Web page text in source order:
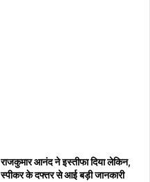
राजकुमार आनंद ने इस्तीफा दिया लेकिन,
स्पीकर के दफ्तर से आई बड़ी जानकारी